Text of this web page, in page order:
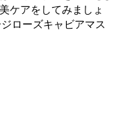
ケアをしてみましょ
ローズキャビアマス